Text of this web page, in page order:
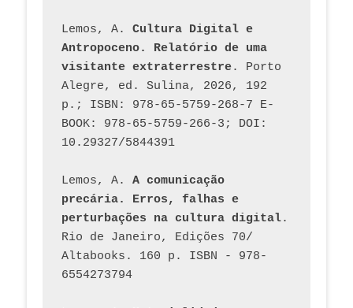
Lemos, A. Cultura Digital e
Antropoceno. Relatório de uma
visitante extraterrestre. Porto
Alegre, ed. Sulina, 2026, 192
p.; ISBN: 978-65-5759-268-7 E-
BOOK: 978-65-5759-266-3; DOI:
10.29327/5844391
Lemos, A. A comunicação
precária. Erros, falhas e
perturbações na cultura digital.
Rio de Janeiro, Edições 70/
Altabooks. 160 p. ISBN - 978-
6554273794